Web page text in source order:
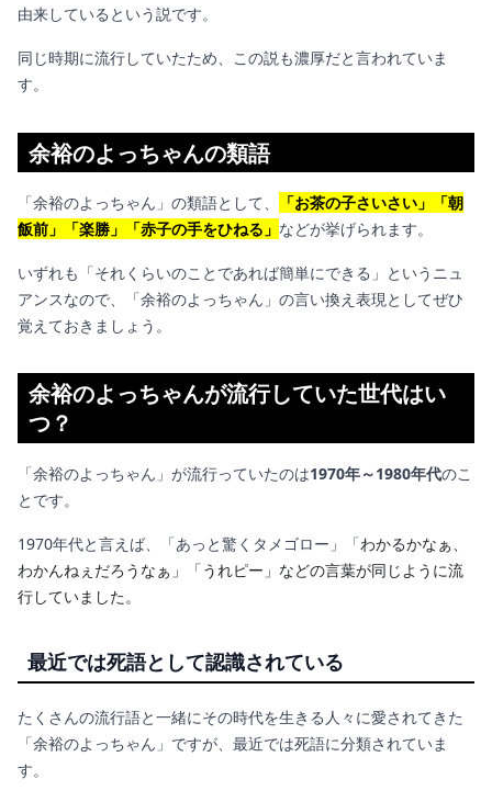
由来しているという説です。
同じ時期に流行していたため、この説も濃厚だと言われていま
す。
余裕のよっちゃんの類語
「余裕のよっちゃん」の類語として、
「お茶の子さいさい」「朝
飯前」「楽勝」「赤子の手をひねる」 などが挙げられます。
いずれも「それくらいのことであれば簡単にできる」というニュ
アンスなので、「余裕のよっちゃん」の言い換え表現としてぜひ
覚えておきましょう。
余裕のよっちゃんが流行していた世代はい
つ？
「余裕のよっちゃん」が流行っていたのは1970年～1980年代のこ
とです。
1970年代と言えば、「あっと驚くタメゴロー」「わかるかなぁ、
わかんねぇだろうなぁ」「うれピー」などの言葉が同じように流
行していました。
最近では死語として認識されている
たくさんの流行語と一緒にその時代を生きる人々に愛されてきた
「余裕のよっちゃん」ですが、最近では死語に分類されていま
す。